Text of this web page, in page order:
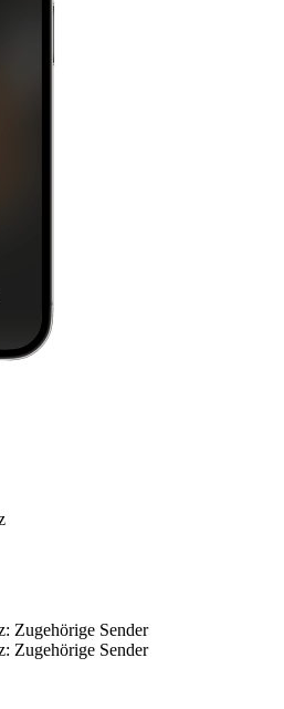
Zugehörige Sender
Zugehörige Sender